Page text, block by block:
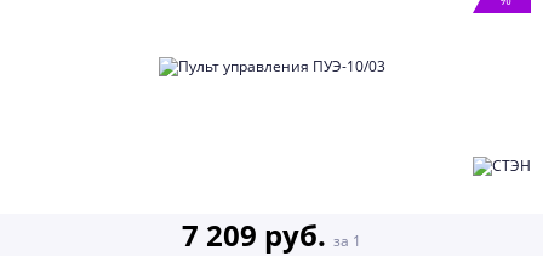
7 209 руб. за 1